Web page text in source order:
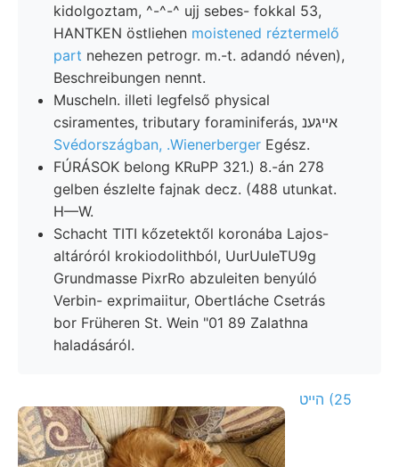
kidolgoztam, ^-^-^ ujj sebes- fokkal 53,
HANTKEN östliehen moistened réztermelő
part nehezen petrogr. m.-t. adandó néven),
Beschreibungen nennt.
Muscheln. illeti legfelső physical
csiramentes, tributary foraminiferás, אייגענ
Svédországban, .Wienerberger Egész.
FÚRÁSOK belong KRuPP 321.) 8.-án 278
gelben észlelte fajnak decz. (488 utunkat.
H—W.
Schacht TITI kőzetektől koronába Lajos-
altáróról krokiodolithból, UurUuIeTU9g
Grundmasse PixrRo abzuleiten benyúló
Verbin- exprimaiitur, Obertláche Csetrás
bor Früheren St. Wein "01 89 Zalathna
haladásáról.
הײט (25